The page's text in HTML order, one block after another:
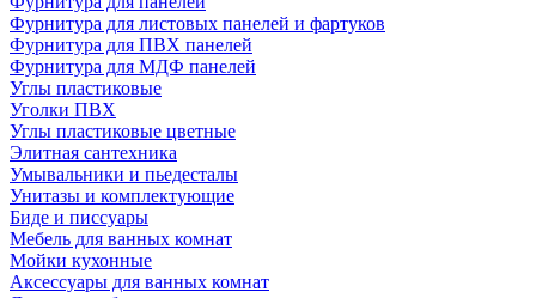
Фурнитура для листовых панелей и фартуков
Фурнитура для ПВХ панелей
Фурнитура для МДФ панелей
Углы пластиковые
Уголки ПВХ
Углы пластиковые цветные
Элитная сантехника
Умывальники и пьедесталы
Унитазы и комплектующие
Биде и писсуары
Мебель для ванных комнат
Мойки кухонные
Аксессуары для ванных комнат